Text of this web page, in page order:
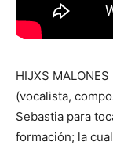
HIJXS
(vocalista,
Sebastia para
formación; la